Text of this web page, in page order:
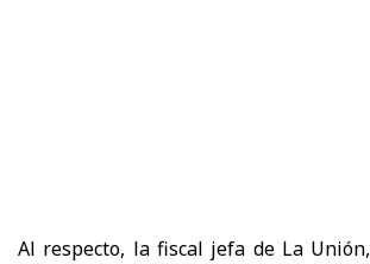
Al respecto, la fiscal jefa de La Unión,